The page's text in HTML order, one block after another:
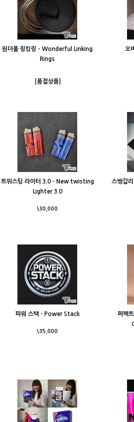
원더풀 링킹링 - Wonderful Linking
Rings
[품절상품]
오
트위스팅 라이터 3.0 - New twisting
Lighter 3.0
\30,000
스벵갈
파워 스택 - Power Stack
\35,000
퍼펙